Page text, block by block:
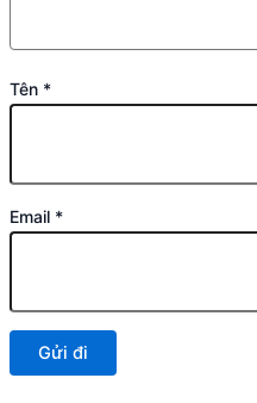
Tên *
Email *